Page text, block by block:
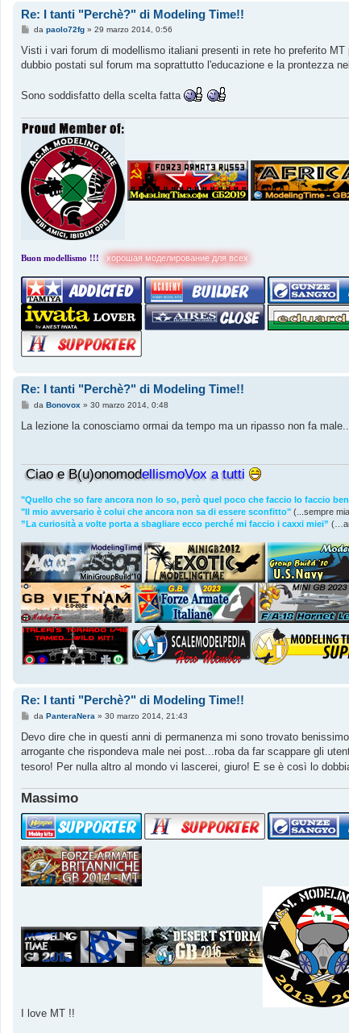
Re: I tanti "Perchè?" di Modeling Time!!
M
s
a
i
da paolo72fg» 29 marzo 2014, 0:56
Visti i vari forum di modellismo italiani presenti in rete ho preferito
dubbio postati sul forum ma soprattutto l'educazione e la prontezza
Sono soddisfatto della scelta fatta
Buon modellismo !!! хорошая моделирование для всех
Re: I tanti "Perchè?" di Modeling Time!!
M
s
i
o
da Bonovox » 30 marzo 2014, 0:48
La lezione la conosciamo ormai da tempo ma un ripasso non fa
Ciao e B(u)onomodellismoVox a tutti
"Quello che so fare ancora non lo so, però quel poco che faccio lo faccio
"Il mio avversario è colui che ancora non sa di essere sconfitto" (...sempre
”La curiosità a volte porta a sbagliare ecco perché mi faccio i caxxi miei”
Re: I tanti "Perchè?" di Modeling Time!!
M
s
a
g
g
o
da PanteraNera » 30 marzo 2014, 21:43
Devo dire che in questi anni di permanenza mi sono trovato
arrogante che rispondeva male nei post...roba da far scappare gli
tesoro! Per nulla altro al mondo vi lascerei, giuro! E se è così lo
Massimo
I love MT !!